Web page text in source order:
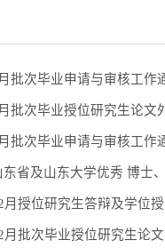
批次毕业申请与审核工作
批次毕业授位研究生论文
批次毕业申请与审核工作
省及山东大学优秀 博士
月授位研究生答辩及学位
月批次毕业授位研究生论